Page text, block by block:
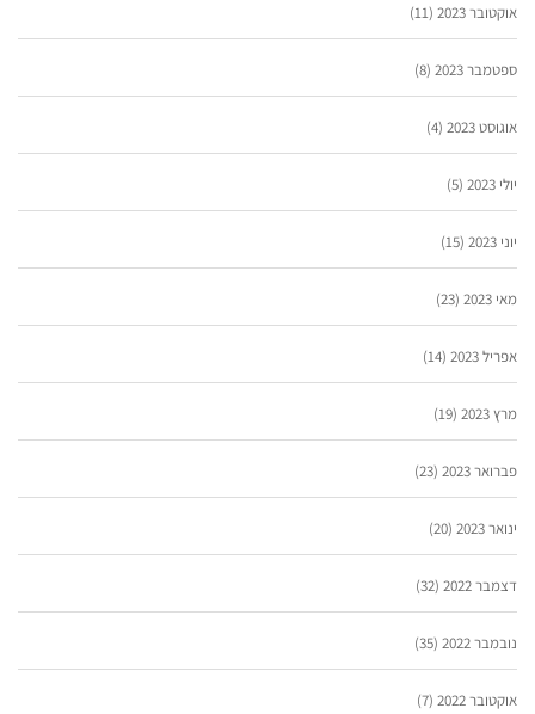
אוקטובר 2023 (11)
ספטמבר 2023 (8)
אוגוסט 2023 (4)
יולי 2023 (5)
יוני 2023 (15)
מאי 2023 (23)
אפריל 2023 (14)
מרץ 2023 (19)
פברואר 2023 (23)
ינואר 2023 (20)
דצמבר 2022 (32)
נובמבר 2022 (35)
אוקטובר 2022 (7)